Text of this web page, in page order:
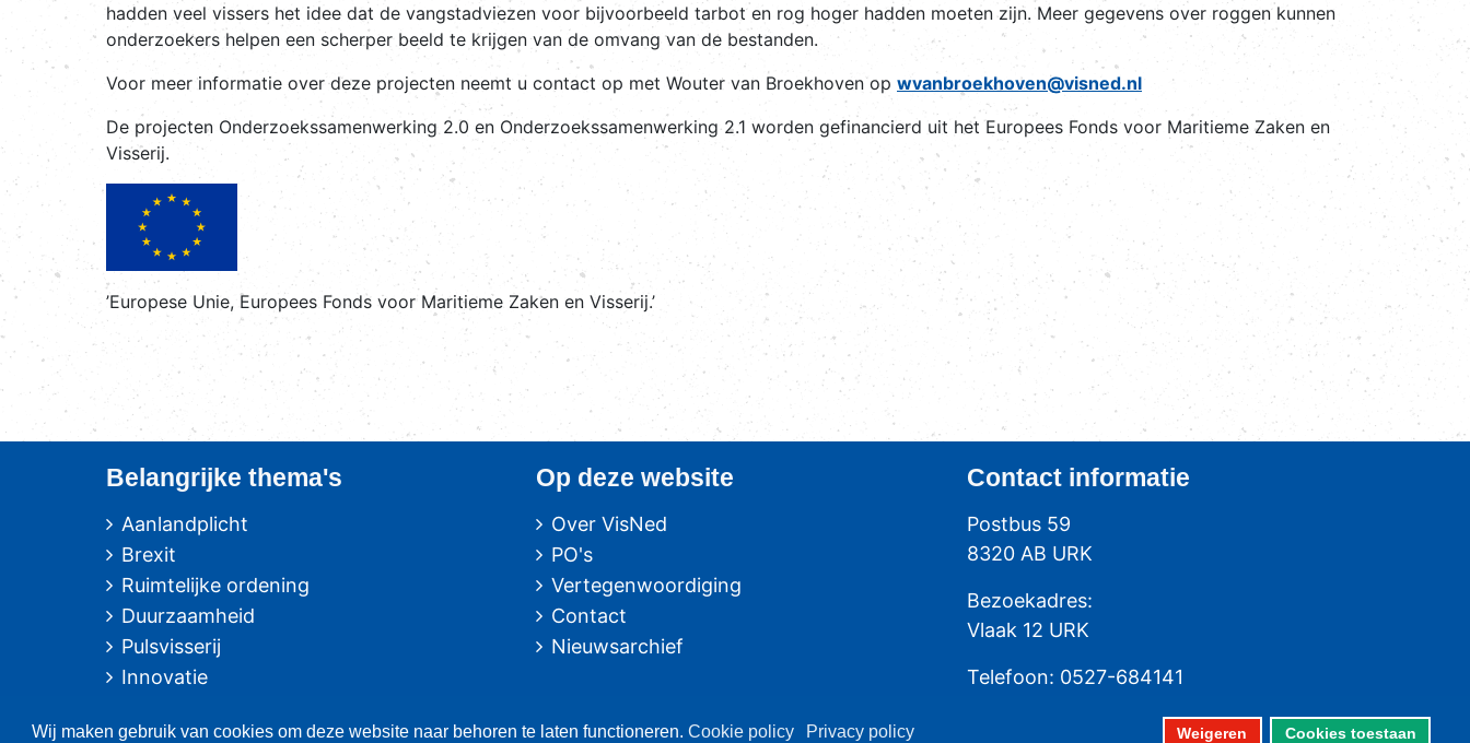
Wij maken gebruik van cookies om deze website naar behoren te laten functioneren. Cookie policy Privacy policy Weigeren Cookies toestaan
hadden veel vissers het idee dat de vangstadviezen voor bijvoorbeeld tarbot en rog hoger hadden moeten zijn. Meer gegevens over roggen kunnen
onderzoekers helpen een scherper beeld te krijgen van de omvang van de bestanden.
Voor meer informatie over deze projecten neemt u contact op met Wouter van Broekhoven op wvanbroekhoven@visned.nl
De projecten Onderzoekssamenwerking 2.0 en Onderzoekssamenwerking 2.1 worden gefinancierd uit het Europees Fonds voor Maritieme Zaken en
Visserij.
’Europese Unie, Europees Fonds voor Maritieme Zaken en Visserij.’
Belangrijke thema's
Aanlandplicht
Brexit
Ruimtelijke ordening
Duurzaamheid
Pulsvisserij
Innovatie
Vissers voor schone zee
Op deze website
Over VisNed
PO's
Vertegenwoordiging
Contact
Nieuwsarchief
Contactinformatie
Postbus 59
8320 AB URK
Bezoekadres:
Vlaak 12 URK
Telefoon: 0527-684141